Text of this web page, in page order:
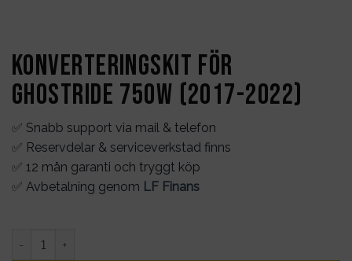
Konverteringskit för
Ghostride 750W (2017-2022)
✅ Snabb support via mail & telefon
✅ Reservdelar & serviceverkstad finns
✅ 12 mån garanti och tryggt köp
✅ Avbetalning genom LF Finans
Konverteringskit för Ghostride 750W (2017-2022) mängd